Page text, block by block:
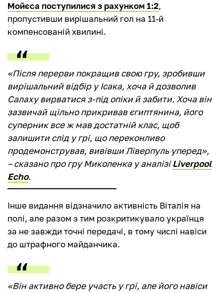
Мойєса поступилися з рахунком 1:2,
пропустивши вирішальний гол на 11-й
компенсованій хвилині.
«Після перерви покращив свою гру, зробивши
вирішальний відбір у Ісака, хоча й дозволив
Салаху вирватися з-під опіки й забити. Хоча він
зазвичай щільно прикривав єгиптянина, його
суперник все ж мав достатній клас, щоб
залишити слід у грі, що переконливо
продемонстрував, вивівши Ліверпуль уперед»,
– сказано про гру Миколенка у аналізіLiverpool
Echo.
Інше видання відзначило активність Віталія на
полі, але разом з тим розкритикувало українця
за не завжди точні передачі, в тому числі навіси
до штрафного майданчика.
«Він активно бере участь у грі, але його навіси